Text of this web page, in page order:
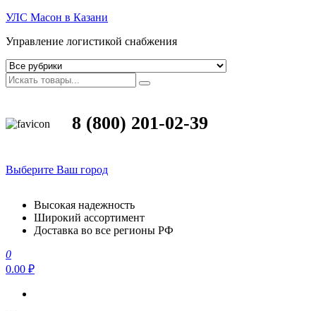
УЛС Масон в Казани
Управление логистикой снабжения
8 (800) 201-02-39
Выберите Ваш город
Высокая надежность
Широкий ассортимент
Доставка во все регионы РФ
0
0.00 ₽